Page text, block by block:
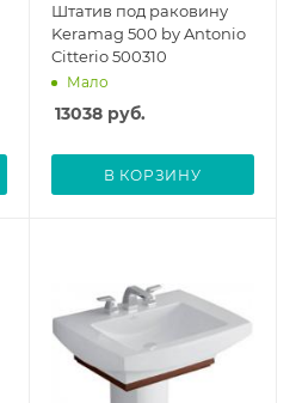
Штатив под раковину
Keramag 500 by Antonio
Citterio 500310
Мало
13038руб.
В КОРЗИНУ